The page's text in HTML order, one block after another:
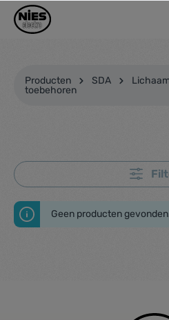
Producten SDA
toebehoren
Geen producten